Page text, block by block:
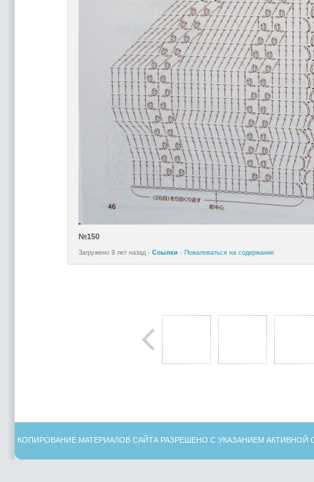
№150
Загружено 9 лет назад - Ссылки - Пожаловаться на содержание
КОПИРОВАНИЕ МАТЕРИАЛОВ САЙТА РАЗРЕШЕНО С УКАЗАНИЕМ АКТИВНОЙ